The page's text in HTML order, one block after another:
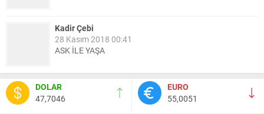
Kadir Çebi
28 Kasım 2018 00:41
ASK İLE YAŞA
Nail Kazanç
10 Mart 2023 21:36
HAYDİ TEKİRDAĞ MAÇA !!!!
DOLAR
47,7046
EURO
55,0051